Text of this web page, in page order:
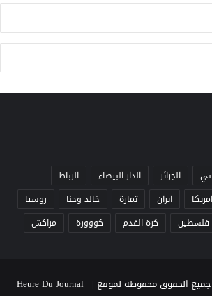
الجزائر الدار البيضاء
الرباط
امريكا ايران تمارة خالد وجنا
روسيا
فلسطين كرة القدم كووورة مراكش